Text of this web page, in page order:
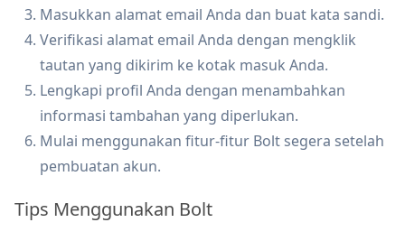
Masukkan alamat email Anda dan buat kata sandi.
Verifikasi alamat email Anda dengan mengklik
tautan yang dikirim ke kotak masuk Anda.
Lengkapi profil Anda dengan menambahkan
informasi tambahan yang diperlukan.
Mulai menggunakan fitur-fitur Bolt segera setelah
pembuatan akun.
Tips Menggunakan Bolt